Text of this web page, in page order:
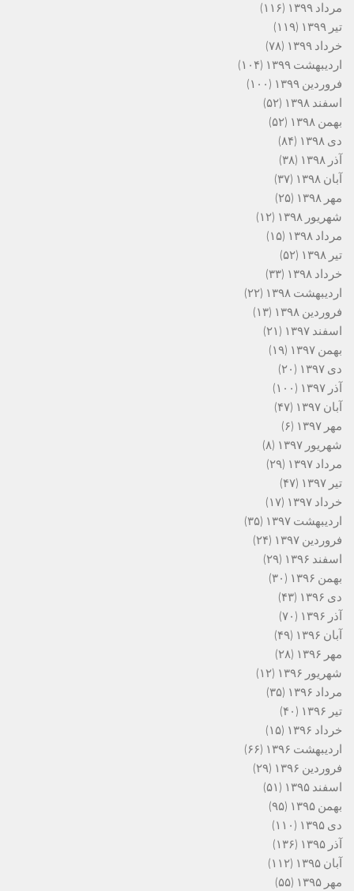
مرداد ۱۳۹۹
(۱۱۶)
تیر ۱۳۹۹
(۱۱۹)
خرداد ۱۳۹۹
(۷۸)
اردیبهشت ۱۳۹۹
(۱۰۴)
فروردین ۱۳۹۹
(۱۰۰)
اسفند ۱۳۹۸
(۵۲)
بهمن ۱۳۹۸
(۵۲)
دی ۱۳۹۸
(۸۴)
آذر ۱۳۹۸
(۳۸)
آبان ۱۳۹۸
(۳۷)
مهر ۱۳۹۸
(۲۵)
شهریور ۱۳۹۸
(۱۲)
مرداد ۱۳۹۸
(۱۵)
تیر ۱۳۹۸
(۵۲)
خرداد ۱۳۹۸
(۳۳)
اردیبهشت ۱۳۹۸
(۲۲)
فروردین ۱۳۹۸
(۱۳)
اسفند ۱۳۹۷
(۲۱)
بهمن ۱۳۹۷
(۱۹)
دی ۱۳۹۷
(۲۰)
آذر ۱۳۹۷
(۱۰۰)
آبان ۱۳۹۷
(۴۷)
مهر ۱۳۹۷
(۶)
شهریور ۱۳۹۷
(۸)
مرداد ۱۳۹۷
(۲۹)
تیر ۱۳۹۷
(۴۷)
خرداد ۱۳۹۷
(۱۷)
اردیبهشت ۱۳۹۷
(۳۵)
فروردین ۱۳۹۷
(۲۴)
اسفند ۱۳۹۶
(۲۹)
بهمن ۱۳۹۶
(۳۰)
دی ۱۳۹۶
(۴۳)
آذر ۱۳۹۶
(۷۰)
آبان ۱۳۹۶
(۴۹)
مهر ۱۳۹۶
(۲۸)
شهریور ۱۳۹۶
(۱۲)
مرداد ۱۳۹۶
(۳۵)
تیر ۱۳۹۶
(۴۰)
خرداد ۱۳۹۶
(۱۵)
اردیبهشت ۱۳۹۶
(۶۶)
فروردین ۱۳۹۶
(۲۹)
اسفند ۱۳۹۵
(۵۱)
بهمن ۱۳۹۵
(۹۵)
دی ۱۳۹۵
(۱۱۰)
آذر ۱۳۹۵
(۱۳۶)
آبان ۱۳۹۵
(۱۱۲)
مهر ۱۳۹۵
(۵۵)